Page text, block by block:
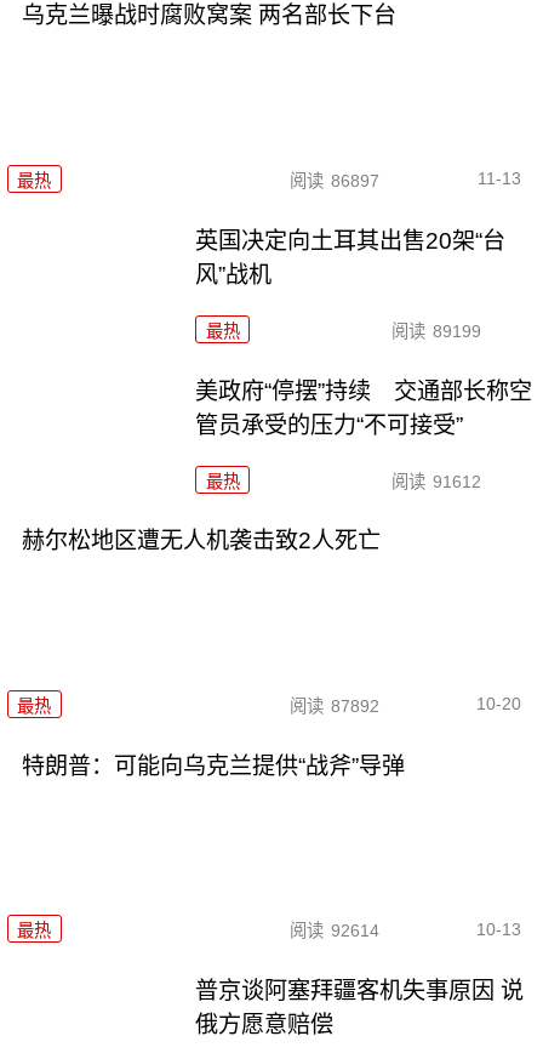
乌克兰曝战时腐败窝案 两名部长下台
最热 阅读 86897 11-13
英国决定向土耳其出售20架“台
风”战机
最热 阅读 89199
美政府“停摆”持续 交通部长称空
管员承受的压力“不可接受”
最热 阅读 91612
赫尔松地区遭无人机袭击致2人死亡
最热 阅读 87892 10-20
特朗普：可能向乌克兰提供“战斧”导弹
最热 阅读 92614 10-13
普京谈阿塞拜疆客机失事原因 说
俄方愿意赔偿